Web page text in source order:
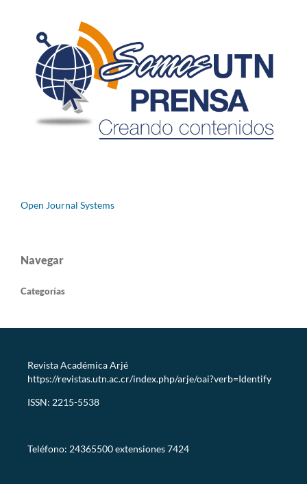
Open Journal Systems
Navegar
Categorías
Revista Académica Arjé
https://revistas.utn.ac.cr/index.php/arje/oai?verb=Identify
ISSN: 2215-5538
Teléfono: 24365500 extensiones 7424